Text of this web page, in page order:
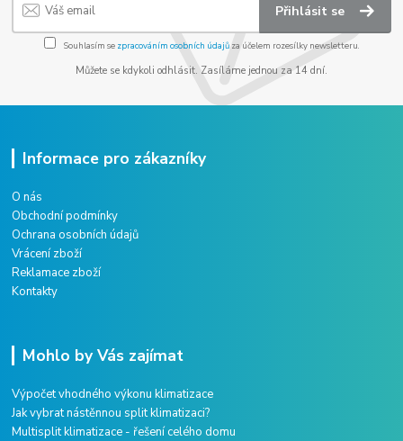
Přihlásit se
Souhlasím se zpracováním osobních údajůza účelem rozesílky newsletteru.
Můžete se kdykoli odhlásit. Zasíláme jednou za 14 dní.
Informace pro zákazníky
O nás
Obchodní podmínky
Ochrana osobních údajů
Vrácení zboží
Reklamace zboží
Kontakty
Mohlo by Vás zajímat
Výpočet vhodného výkonu klimatizace
Jak vybrat nástěnnou split klimatizaci?
Multisplit klimatizace - řešení celého domu